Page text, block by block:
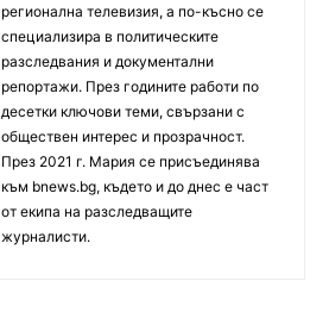
регионална телевизия, а по-късно се
специализира в политическите
разследвания и документални
репортажи. През годините работи по
десетки ключови теми, свързани с
обществен интерес и прозрачност.
През 2021 г. Мария се присъединява
към bnews.bg, където и до днес е част
от екипа на разследващите
журналисти.